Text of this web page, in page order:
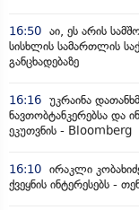
16:50 აი, ეს არის
სისხლის სამართლის
განცხადებაზე
16:16 უკრაინა
ნავთობტანკერებსა და
ეკუთვნის - Bloomberg
16:10 ირაკლი
ქვეყნის ინტერესებს -